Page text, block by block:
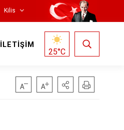
Kilis
İLETİŞİM
25°C